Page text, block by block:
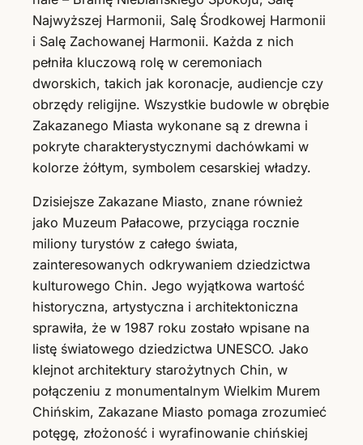
Najwyższej Harmonii, Salę Środkowej Harmonii
i Salę Zachowanej Harmonii. Każda z nich
pełniła kluczową rolę w ceremoniach
dworskich, takich jak koronacje, audiencje czy
obrzędy religijne. Wszystkie budowle w obrębie
Zakazanego Miasta wykonane są z drewna i
pokryte charakterystycznymi dachówkami w
kolorze żółtym, symbolem cesarskiej władzy.
Dzisiejsze Zakazane Miasto, znane również
jako Muzeum Pałacowe, przyciąga rocznie
miliony turystów z całego świata,
zainteresowanych odkrywaniem dziedzictwa
kulturowego Chin. Jego wyjątkowa wartość
historyczna, artystyczna i architektoniczna
sprawiła, że w 1987 roku zostało wpisane na
listę światowego dziedzictwa UNESCO. Jako
klejnot architektury starożytnych Chin, w
połączeniu z monumentalnym Wielkim Murem
Chińskim, Zakazane Miasto pomaga zrozumieć
potęgę, złożoność i wyrafinowanie chińskiej